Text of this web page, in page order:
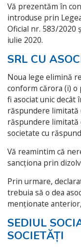
Vă prezentăm în
introduse prin
Oficial nr. 583/2020
iulie 2020.
SRL CU
Noua lege elimină
conform cărora (i) o
fi asociat unic decât
răspundere limitată
răspundere limitată
societate cu
Vă reamintim că
sancționa prin
Prin urmare,
trebuia să o dea
menționate
SEDIUL
SOCIETĂȚI